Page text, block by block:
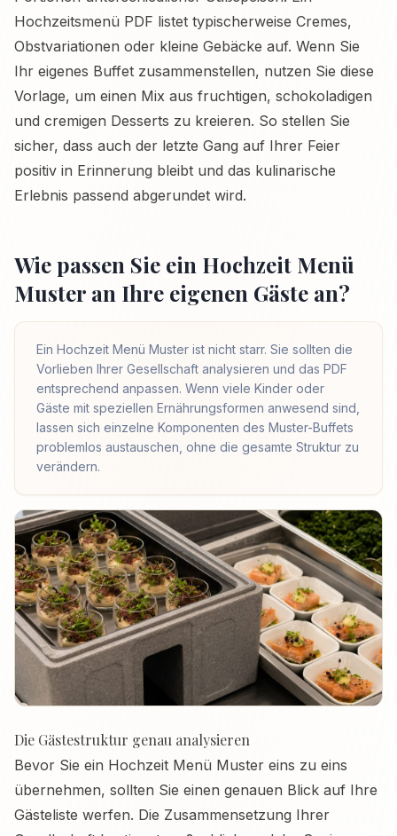
Hochzeitsmenü PDF listet typischerweise Cremes,
Obstvariationen oder kleine Gebäcke auf. Wenn Sie
Ihr eigenes Buffet zusammenstellen, nutzen Sie diese
Vorlage, um einen Mix aus fruchtigen, schokoladigen
und cremigen Desserts zu kreieren. So stellen Sie
sicher, dass auch der letzte Gang auf Ihrer Feier
positiv in Erinnerung bleibt und das kulinarische
Erlebnis passend abgerundet wird.
Wie passen Sie ein Hochzeit Menü
Muster an Ihre eigenen Gäste an?
Ein Hochzeit Menü Muster ist nicht starr. Sie sollten die
Vorlieben Ihrer Gesellschaft analysieren und das PDF
entsprechend anpassen. Wenn viele Kinder oder
Gäste mit speziellen Ernährungsformen anwesend sind,
lassen sich einzelne Komponenten des Muster-Buffets
problemlos austauschen, ohne die gesamte Struktur zu
verändern.
Die Gästestruktur genau analysieren
Bevor Sie ein Hochzeit Menü Muster eins zu eins
übernehmen, sollten Sie einen genauen Blick auf Ihre
Gästeliste werfen. Die Zusammensetzung Ihrer